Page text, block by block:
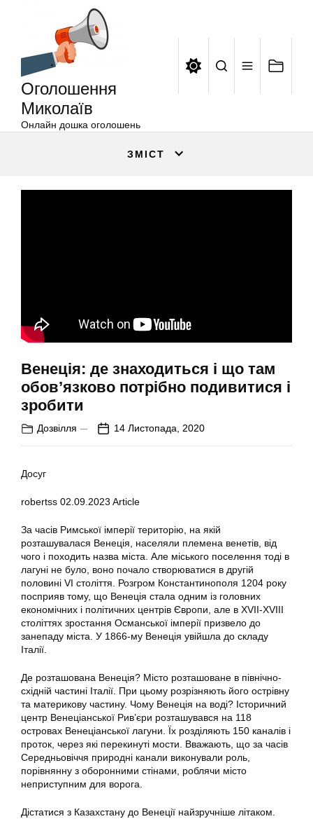
Оголошення
Миколаїв
Онлайн дошка оголошень
ЗМІСТ
Венеція: де знаходиться і що там
обов’язково потрібно подивитися і
зробити
Дозвілля 14 Листопада, 2020
Досуг
robertss 02.09.2023 Article
За часів Римської імперії територію, на якій
розташувалася Венеція, населяли племена венетів, від
чого і походить назва міста. Але міського поселення тоді в
лагуні не було, воно почало створюватися в другій
половині VI століття. Розгром Константинополя 1204 року
посприяв тому, що Венеція стала одним із головних
економічних і політичних центрів Європи, але в XVII-XVIII
століттях зростання Османської імперії призвело до
занепаду міста. У 1866-му Венеція увійшла до складу
Італії.
Де розташована Венеція? Місто розташоване в північно-
східній частині Італії. При цьому розрізняють його острівну
та материкову частину. Чому Венеція на воді? Історичний
центр Венеціанської Рив’єри розташувався на 118
островах Венеціанської лагуни. Їх розділяють 150 каналів і
проток, через які перекинуті мости. Вважають, що за часів
Середньовіччя природні канали виконували роль,
порівнянну з оборонними стінами, роблячи місто
неприступним для ворога.
Дістатися з Казахстану до Венеції найзручніше літаком.